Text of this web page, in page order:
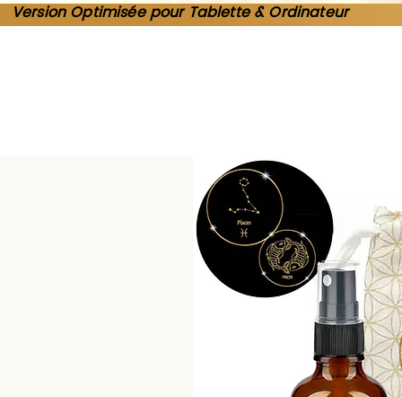
Version Optimisée pour Tablette & Ordinateur